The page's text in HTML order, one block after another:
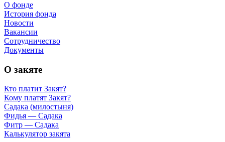
О фонде
История фонда
Новости
Вакансии
Сотрудничество
Документы
О закяте
Кто платит Закят?
Кому платят Закят?
Садака (милостыня)
Фидья — Садака
Фитр — Садака
Калькулятор закята